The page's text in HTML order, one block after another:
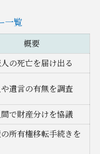
一覧
概要
の死亡を届け出る
遺言の有無を調査
で財産分けを協議
所有権移転手続きを